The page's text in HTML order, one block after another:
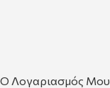
Ο Λογαριασμός Μου